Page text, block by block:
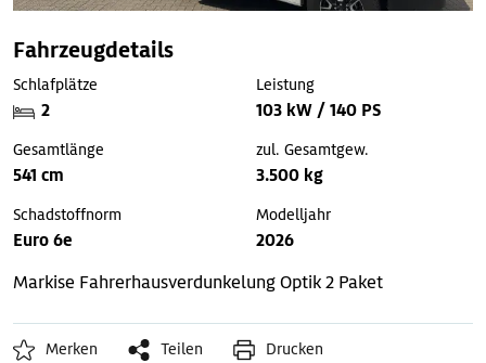
Fahrzeugdetails
Schlafplätze
2
Leistung
103 kW / 140 PS
Gesamtlänge
541 cm
zul. Gesamtgew.
3.500 kg
Schadstoffnorm
Euro 6e
Modelljahr
2026
Markise FahrerhausverdunkelungOptik 2 Paket
Merken Teilen Drucken